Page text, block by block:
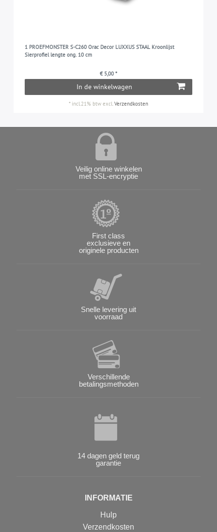
1 PROEFMONSTER S-C260 Orac Decor LUXXUS STAAL Kroonlijst
Sierprofiel lengte ong. 10 cm
€ 5,00 *
In de winkelwagen
* incl.21% btw excl. Verzendkosten
Veilig online winkelen
met SSL-encryptie
First class
exclusieve en
originele producten
Snelle levering uit
voorraad
Verschillende
betalingsmethoden
14 dagen geld terug
garantie
INFORMATIE
Hulp
Verzendkosten